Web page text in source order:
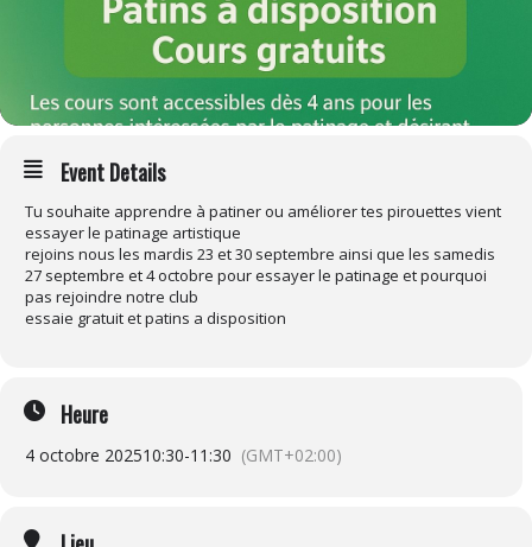
Event Details
Tu souhaite apprendre à patiner ou améliorer tes pirouettes vient
essayer le patinage artistique
rejoins nous les mardis 23 et 30 septembre ainsi que les samedis
27 septembre et 4 octobre pour essayer le patinage et pourquoi
pas rejoindre notre club
essaie gratuit et patins a disposition
Heure
4 octobre 202510:30-11:30 (GMT+02:00)